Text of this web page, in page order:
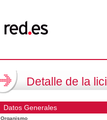
Detalle de la
Datos Generales
Organismo